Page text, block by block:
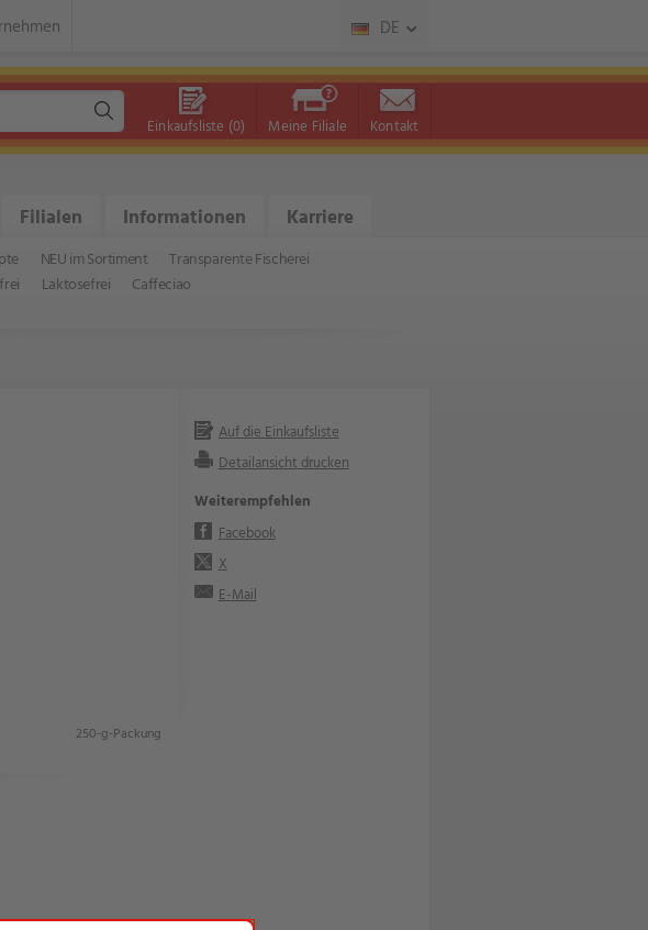
DE
Einkaufsliste (0) Meine Filiale Kontakt
NEU im Sortiment
Transparente Fischerei
Laktosefrei
Caffeciao
Filialen Informationen Karriere
250-g-Packung
Auf die Einkaufsliste
Detailansicht drucken
Weiterempfehlen
Facebook
X
E-Mail